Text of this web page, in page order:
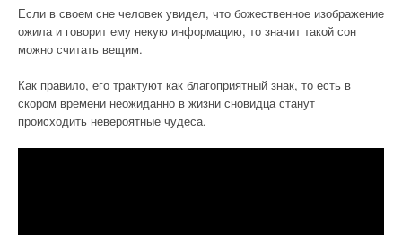
Если в своем сне человек увидел, что божественное изображение
ожила и говорит ему некую информацию, то значит такой сон
можно считать вещим.
Как правило, его трактуют как благоприятный знак, то есть в
скором времени неожиданно в жизни сновидца станут
происходить невероятные чудеса.